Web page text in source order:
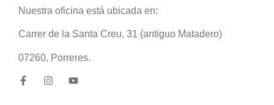
Nuestra oficina está ubicada en:
Carrer de la Santa Creu, 31 (antiguo Matadero)
07260, Porreres.